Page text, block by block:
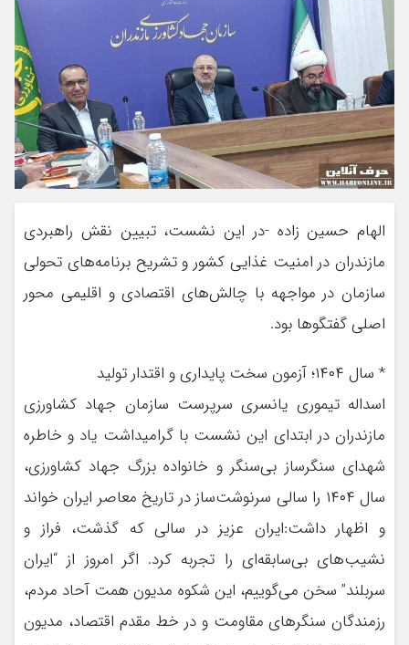
الهام حسین زاده -در این نشست، تبیین نقش راهبردی
مازندران در امنیت غذایی کشور و تشریح برنامه‌های تحولی
سازمان در مواجهه با چالش‌های اقتصادی و اقلیمی محور
اصلی گفتگوها بود.
* سال ۱۴۰۴؛ آزمون سخت پایداری و اقتدار تولید
اسداله تیموری یانسری سرپرست سازمان جهاد کشاورزی
مازندران در ابتدای این نشست با گرامیداشت یاد و خاطره
شهدای سنگرساز بی‌سنگر و خانواده بزرگ جهاد کشاورزی،
سال ۱۴۰۴ را سالی سرنوشت‌ساز در تاریخ معاصر ایران خواند
و اظهار داشت:ایران عزیز در سالی که گذشت، فراز و
نشیب‌های بی‌سابقه‌ای را تجربه کرد. اگر امروز از “ایران
سربلند” سخن می‌گوییم، این شکوه مدیون همت آحاد مردم،
رزمندگان سنگرهای مقاومت و در خط مقدم اقتصاد، مدیون